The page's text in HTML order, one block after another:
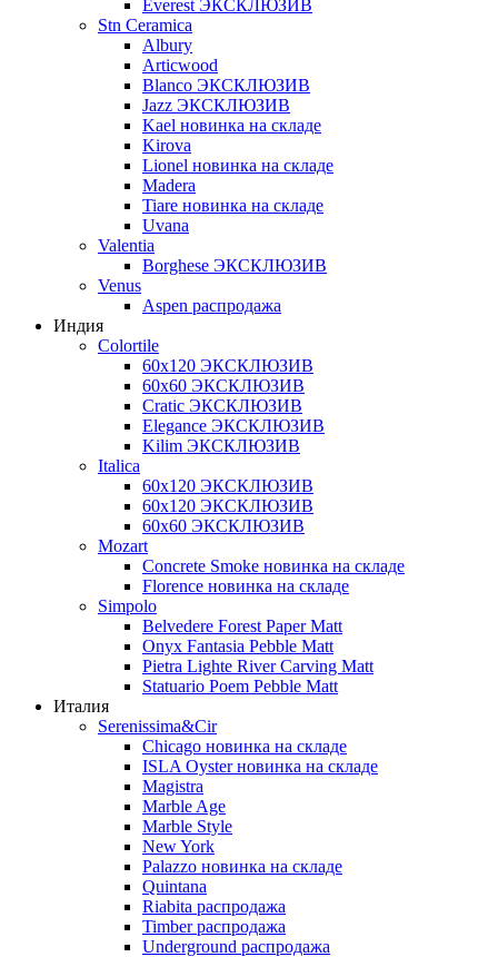
Everest ЭКСКЛЮЗИВ
Stn Ceramica
Albury
Articwood
Blanco ЭКСКЛЮЗИВ
Jazz ЭКСКЛЮЗИВ
Kael новинка на складе
Kirova
Lionel новинка на складе
Madera
Tiare новинка на складе
Uvana
Valentia
Borghese ЭКСКЛЮЗИВ
Venus
Aspen распродажа
Индия
Colortile
60х120 ЭКСКЛЮЗИВ
60х60 ЭКСКЛЮЗИВ
Cratic ЭКСКЛЮЗИВ
Elegance ЭКСКЛЮЗИВ
Kilim ЭКСКЛЮЗИВ
Italica
60х120 ЭКСКЛЮЗИВ
60х120 ЭКСКЛЮЗИВ
60х60 ЭКСКЛЮЗИВ
Mozart
Concrete Smoke новинка на складе
Florence новинка на складе
Simpolo
Belvedere Forest Paper Matt
Onyx Fantasia Pebble Matt
Pietra Lighte River Carving Matt
Statuario Poem Pebble Matt
Италия
Serenissima&Cir
Chicago новинка на складе
ISLA Oyster новинка на складе
Magistra
Marble Age
Marble Style
New York
Palazzo новинка на складе
Quintana
Riabita распродажа
Timber распродажа
Underground распродажа